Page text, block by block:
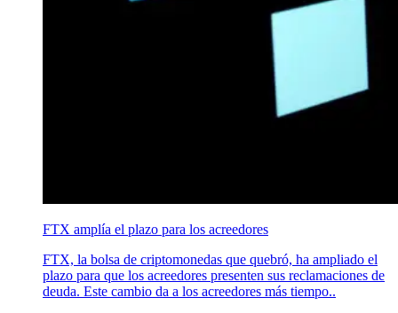
FTX amplía el plazo para los acreedores
FTX, la bolsa de criptomonedas que quebró, ha ampliado el
plazo para que los acreedores presenten sus reclamaciones de
deuda. Este cambio da a los acreedores más tiempo..